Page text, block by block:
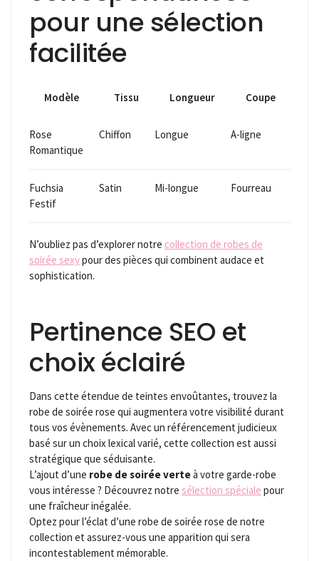
pour une sélection
facilitée
Modèle Tissu Longueur Coupe
Rose
Romantique
Chiffon Longue A-ligne
Fuchsia
Festif
Satin Mi-longue Fourreau
N’oubliez pas d’explorer notre collection de robes de
soirée sexypour des pièces qui combinent audace et
sophistication.
Pertinence SEO et
choix éclairé
Dans cette étendue de teintes envoûtantes, trouvez la
robe de soirée rose qui augmentera votre visibilité durant
tous vos évènements. Avec un référencement judicieux
basé sur un choix lexical varié, cette collection est aussi
stratégique que séduisante.
L’ajout d’une robe de soirée verteà votre garde-robe
vous intéresse ? Découvrez notre sélection spéciale pour
une fraîcheur inégalée.
Optez pour l’éclat d’une robe de soirée rose de notre
collection et assurez-vous une apparition qui sera
incontestablement mémorable.